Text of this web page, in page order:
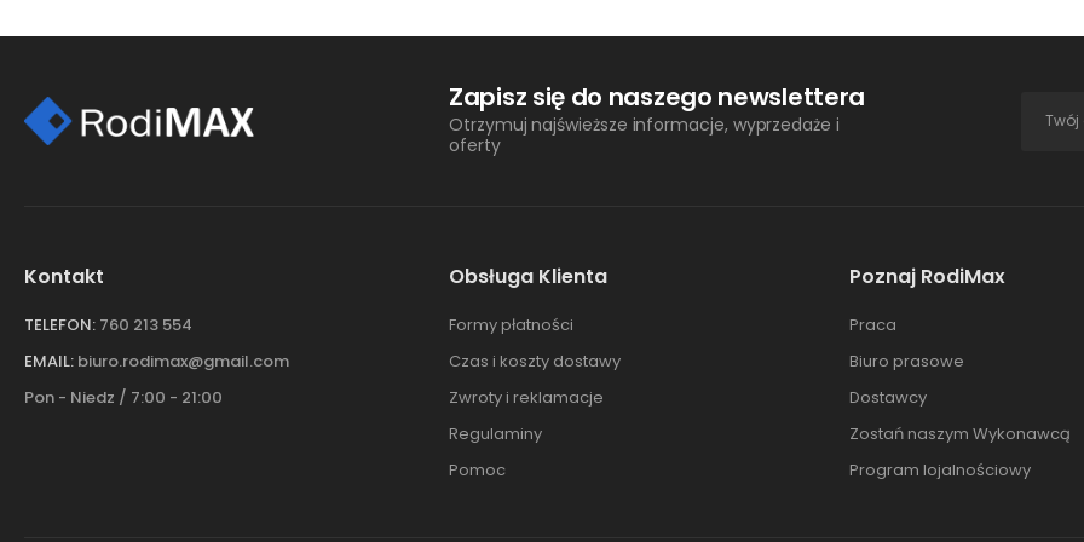
Zapisz się do naszego newslettera
Otrzymuj najświeższe informacje, wyprzedaże i
oferty
Kontakt
TELEFON: 760 213 554
EMAIL: biuro.rodimax@gmail.com
Pon - Niedz / 7:00 - 21:00
Obsługa Klienta
Formy płatności
Czas i koszty dostawy
Zwroty i reklamacje
Regulaminy
Pomoc
Poznaj RodiMax
Praca
Biuro prasowe
Dostawcy
Zostań naszym Wykonawcą
Program lojalnościowy